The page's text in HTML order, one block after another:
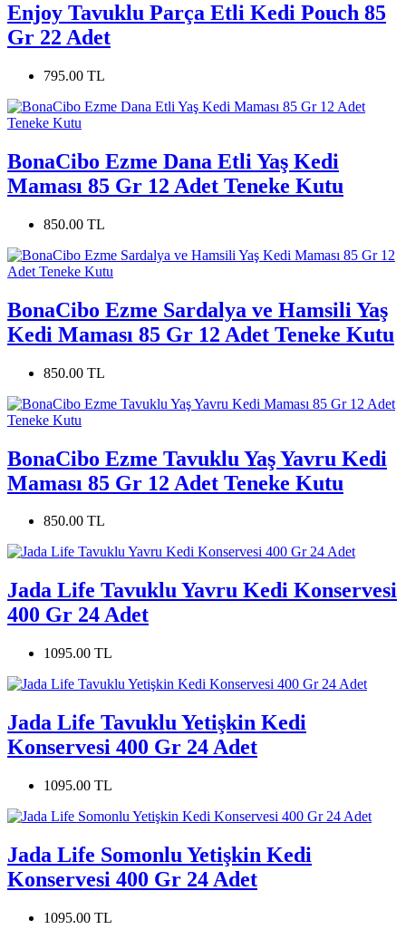
Enjoy Tavuklu Parça Etli Kedi Pouch 85
Gr 22 Adet
795.00 TL
BonaCibo Ezme Dana Etli Yaş Kedi
Maması 85 Gr 12 Adet Teneke Kutu
850.00 TL
BonaCibo Ezme Sardalya ve Hamsili Yaş
Kedi Maması 85 Gr 12 Adet Teneke Kutu
850.00 TL
BonaCibo Ezme Tavuklu Yaş Yavru Kedi
Maması 85 Gr 12 Adet Teneke Kutu
850.00 TL
Jada Life Tavuklu Yavru Kedi Konservesi
400 Gr 24 Adet
1095.00 TL
Jada Life Tavuklu Yetişkin Kedi
Konservesi 400 Gr 24 Adet
1095.00 TL
Jada Life Somonlu Yetişkin Kedi
Konservesi 400 Gr 24 Adet
1095.00 TL